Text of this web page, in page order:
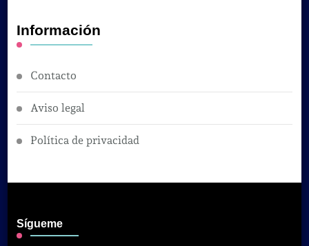
Información
Contacto
Aviso legal
Política de privacidad
Sígueme